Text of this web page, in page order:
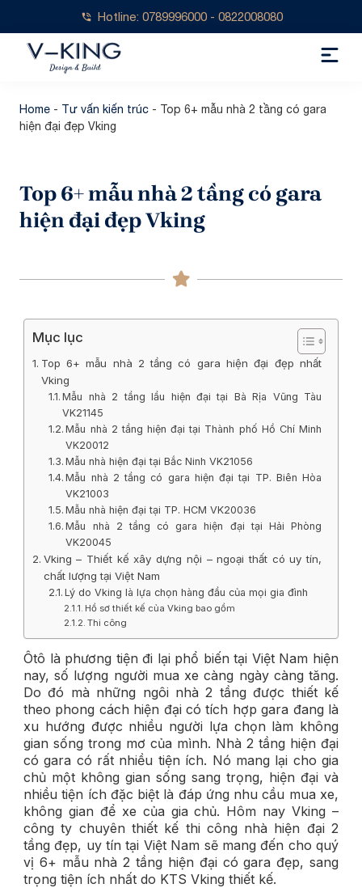
Hotline: 0789996000 - 0822008080
Home - Tư vấn kiến trúc - Top 6+ mẫu nhà 2 tầng có gara
hiện đại đẹp Vking
Top 6+ mẫu nhà 2 tầng có gara
hiện đại đẹp Vking
Mục lục
Top 6+ mẫu nhà 2 tầng có gara hiện đại đẹp nhất
Vking
Mẫu nhà 2 tầng lầu hiện đại tại Bà Rịa Vũng Tàu
VK21145
Mẫu nhà 2 tầng hiện đại tại Thành phố Hồ Chí Minh
VK20012
Mẫu nhà hiện đại tại Bắc Ninh VK21056
Mẫu nhà 2 tầng có gara hiện đại tại TP. Biên Hòa
VK21003
Mẫu nhà hiện đại tại TP. HCM VK20036
Mẫu nhà 2 tầng có gara hiện đại tại Hải Phòng
VK20045
Vking – Thiết kế xây dựng nội – ngoại thất có uy tín,
chất lượng tại Việt Nam
Lý do Vking là lựa chọn hàng đầu của mọi gia đình
Hồ sơ thiết kế của Vking bao gồm
Thi công
Ôtô là phương tiện đi lại phổ biến tại Việt Nam hiện
nay, số lượng người mua xe càng ngày càng tăng.
Do đó mà những ngôi nhà 2 tầng được thiết kế
theo phong cách hiện đại có tích hợp gara đang là
xu hướng được nhiều người lựa chọn làm không
gian sống trong mơ của mình. Nhà 2 tầng hiện đại
có gara có rất nhiều tiện ích. Nó mang lại cho gia
chủ một không gian sống sang trọng, hiện đại và
nhiều tiện ích đặc biệt là đáp ứng nhu cầu mua xe,
không gian để xe của gia chủ. Hôm nay Vking –
công ty chuyên thiết kế thi công nhà hiện đại 2
tầng đẹp, uy tín tại Việt Nam sẽ mang đến cho quý
vị 6+ mẫu nhà 2 tầng hiện đại có gara đẹp, sang
trọng tiện ích nhất do KTS Vking thiết kế.